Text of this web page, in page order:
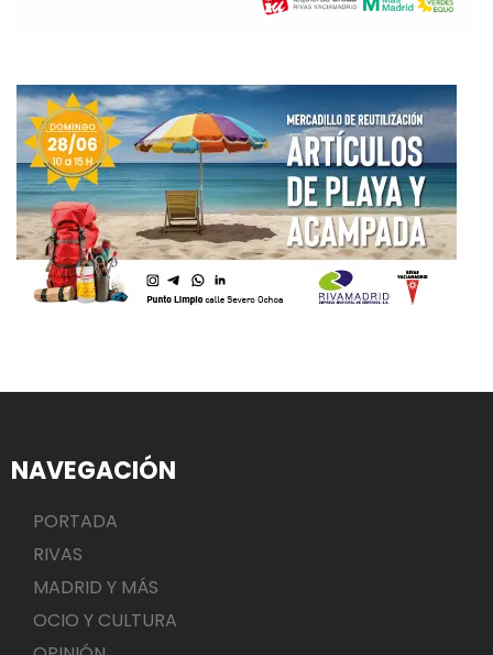
NAVEGACIÓN
PORTADA
RIVAS
MADRID Y MÁS
OCIO Y CULTURA